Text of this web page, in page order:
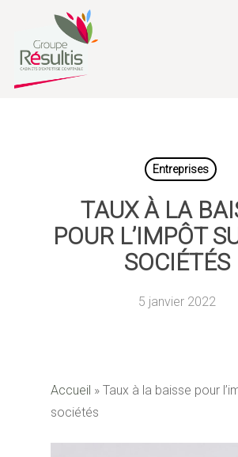
main
Entreprises
TAUX À LA
POUR L’IMPÔT
SOCIÉTÉS
5 janvier 2022
Accueil » Taux à la baisse pour
sociétés